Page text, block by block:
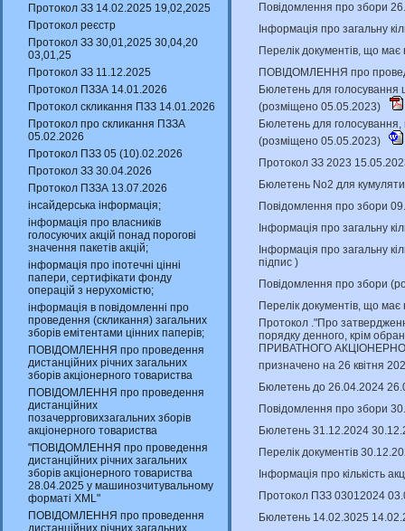
Протокол ЗЗ 14.02.2025 19,02,2025
Протокол реєстр
Протокол ЗЗ 30,01,2025 30,04,20
03,01,25
Протокол ЗЗ 11.12.2025
Протокол ПЗЗА 14.01.2026
Протокол скликання ПЗЗ 14.01.2026
Протокол про скликання ПЗЗА
05.02.2026
Протокол ПЗЗ 05 (10).02.2026
Протокол ЗЗ 30.04.2026
Протокол ПЗЗА 13.07.2026
інсайдерська інформація;
інформація про власників
голосуючих акцій понад порогові
значення пакетів акцій;
інформація про іпотечні цінні
папери, сертифікати фонду
операцій з нерухомістю;
інформація в повідомленні про
проведення (скликання) загальних
зборів емітентами цінних паперів;
ПОВІДОМЛЕННЯ про проведення
дистанційних річних загальних
зборів акціонерного товариства
ПОВІДОМЛЕННЯ про проведення
дистанційних
позачеррговихзагальних зборів
акціонерного товариства
"ПОВІДОМЛЕННЯ про проведення
дистанційних річних загальних
зборів акціонерного товариства
28.04.2025 у машинозчитувальному
форматі XML"
ПОВІДОМЛЕННЯ про проведення
дистанційних річних загальних
Повідомлення про збори
Інформація про загальну
Перелік документів, що
ПОВІДОМЛЕННЯ про
Бюлетень для голосування
(розміщено 05.05.2023)
Бюлетень для голосування,
(розміщено 05.05.2023)
Протокол ЗЗ 2023
Бюлетень No2 для
Повідомлення про збори
Інформація про загальну
Інформація про загальну
підпис )
Повідомлення про збори
Перелік документів, що
Протокол ."Про
порядку денного, крім
ПРИВАТНОГО
призначено на 26 квітня
Бюлетень до 26.04.2024
Повідомлення про збори
Бюлетень 31.12.2024
Перелік документів
Інформація про кількість
Протокол ПЗЗ 03012024
Бюлетень 14.02.3025